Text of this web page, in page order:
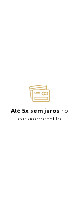
Até 5x sem juros no
cartão de crédito